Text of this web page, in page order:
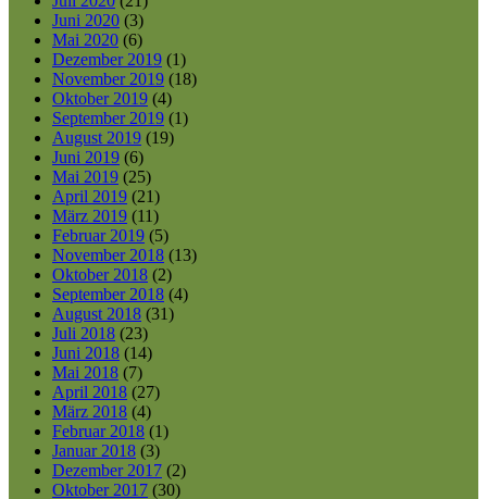
Juni 2020 (3)
Mai 2020 (6)
Dezember 2019 (1)
November 2019 (18)
Oktober 2019 (4)
September 2019 (1)
August 2019 (19)
Juni 2019 (6)
Mai 2019 (25)
April 2019 (21)
März 2019 (11)
Februar 2019 (5)
November 2018 (13)
Oktober 2018 (2)
September 2018 (4)
August 2018 (31)
Juli 2018 (23)
Juni 2018 (14)
Mai 2018 (7)
April 2018 (27)
März 2018 (4)
Februar 2018 (1)
Januar 2018 (3)
Dezember 2017 (2)
Oktober 2017 (30)